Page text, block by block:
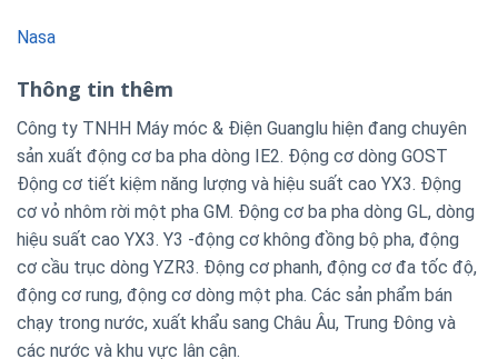
Nasa
Thông tin thêm
Công ty TNHH Máy móc & Điện Guanglu hiện đang chuyên
sản xuất động cơ ba pha dòng IE2. Động cơ dòng GOST
Động cơ tiết kiệm năng lượng và hiệu suất cao YX3. Động
cơ vỏ nhôm rời một pha GM. Động cơ ba pha dòng GL, dòng
hiệu suất cao YX3. Y3 -động cơ không đồng bộ pha, động
cơ cầu trục dòng YZR3. Động cơ phanh, động cơ đa tốc độ,
động cơ rung, động cơ dòng một pha. Các sản phẩm bán
chạy trong nước, xuất khẩu sang Châu Âu, Trung Đông và
các nước và khu vực lân cận.